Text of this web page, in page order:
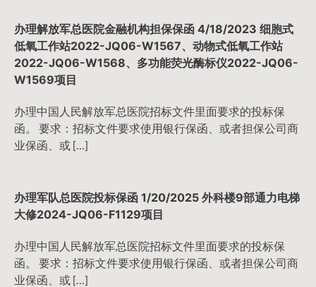
办理解放军总医院金融机构担保保函 4/18/2023 细胞式
低氧工作站2022-JQ06-W1567、动物式低氧工作站
2022-JQ06-W1568、多功能荧光酶标仪2022-JQ06-
W1569项目
办理中国人民解放军总医院招标文件里面要求的投标保
函。 要求：招标文件要求使用银行保函、或者担保公司商
业保函、或 […]
办理军队总医院投标保函 1/20/2025 外科楼9部通力电梯
大修2024-JQ06-F1129项目
办理中国人民解放军总医院招标文件里面要求的投标保
函。 要求：招标文件要求使用银行保函、或者担保公司商
业保函、或 […]